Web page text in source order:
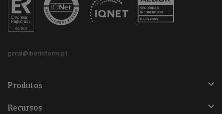
geral@iberinform.pt
Produtos
Recursos